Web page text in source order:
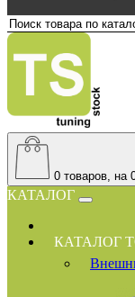
0 товаров, на
КАТАЛОГ
КАТАЛОГ